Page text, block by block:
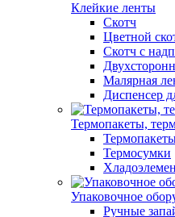
Клейкие ленты
Скотч
Цветной
Скотч с
Малярная
Диспенсер
Термопакеты,
Термосумки
Упаковочное
Ручные